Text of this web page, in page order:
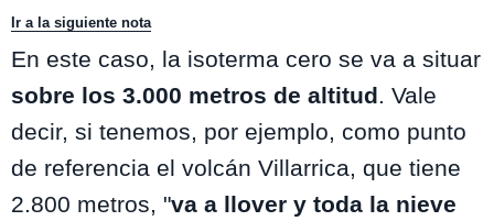
Ir a la siguiente nota
En este caso, la isoterma cero se va a situar
sobre los 3.000 metros de altitud . Vale
decir, si tenemos, por ejemplo, como punto
de referencia el volcán Villarrica, que tiene
2.800 metros, "va a llover y toda la nieve